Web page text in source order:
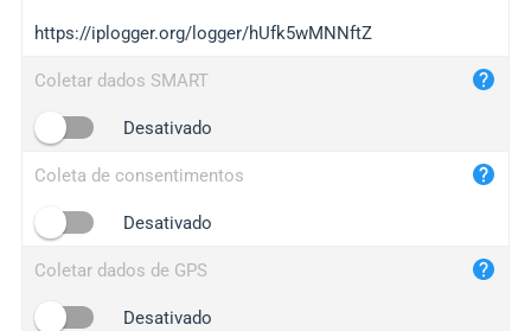
iplogger.com
maper.info
2no.co
yip.su
iplogger.info
https://iplogger.org/logger/hUfk5wMNNftZ
Coletar dados SMART
Desativado
Coleta de consentimentos
Desativado
Coletar dados de GPS
Desativado